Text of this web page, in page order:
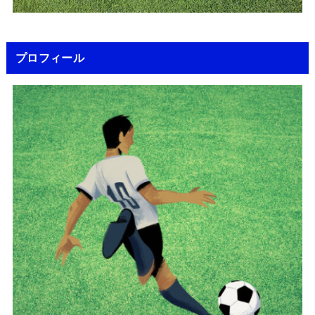
プロフィール